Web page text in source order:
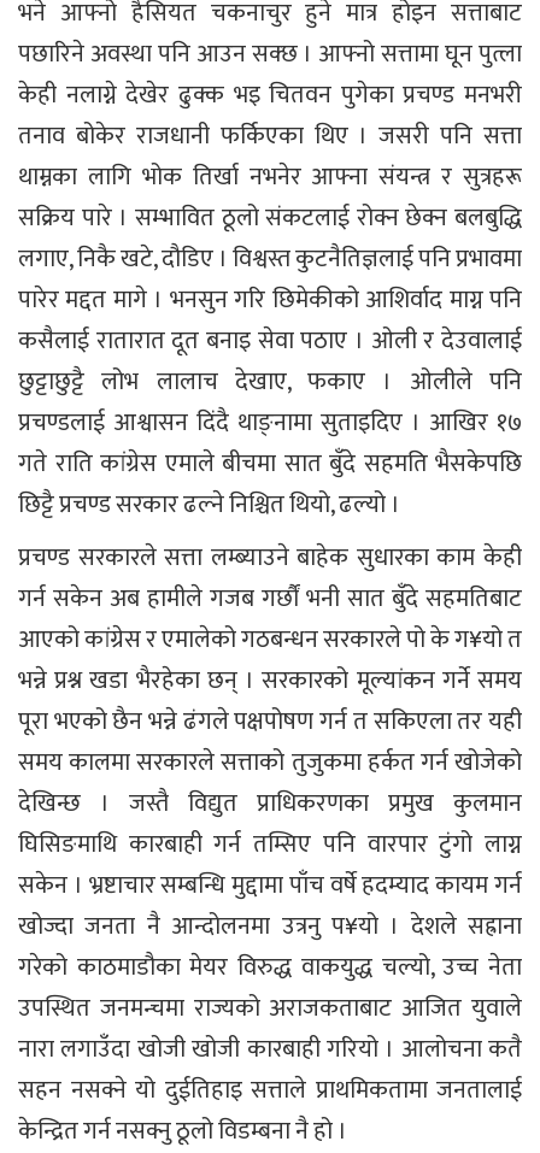
भने आफ्नो हैसियत चकनाचुर हुने मात्र होइन सत्ताबाट
पछारिने अवस्था पनि आउन सक्छ । आफ्नो सत्तामा घून पुत्ला
केही नलाग्ने देखेर ढुक्क भइ चितवन पुगेका प्रचण्ड मनभरी
तनाव बोकेर राजधानी फर्किएका थिए । जसरी पनि सत्ता
थाम्नका लागि भोक तिर्खा नभनेर आफ्ना संयन्त्र र सुत्रहरू
सक्रिय पारे । सम्भावित ठूलो संकटलाई रोक्न छेक्न बलबुद्धि
लगाए, निकै खटे, दौडिए । विश्वस्त कुटनैतिज्ञलाई पनि प्रभावमा
पारेर मद्दत मागे । भनसुन गरि छिमेकीको आशिर्वाद माग्न पनि
कसैलाई रातारात दूत बनाइ सेवा पठाए । ओली र देउवालाई
छुट्टाछुट्टै लोभ लालाच देखाए, फकाए । ओलीले पनि
प्रचण्डलाई आश्वासन दिंदै थाङ्नामा सुताइदिए । आखिर १७
गते राति कांग्रेस एमाले बीचमा सात बुँदे सहमति भैसकेपछि
छिट्टै प्रचण्ड सरकार ढल्ने निश्चित थियो, ढल्यो ।
प्रचण्ड सरकारले सत्ता लम्ब्याउने बाहेक सुधारका काम केही
गर्न सकेन अब हामीले गजब गर्छौं भनी सात बुँदे सहमतिबाट
आएको कांग्रेस र एमालेको गठबन्धन सरकारले पो के ग¥यो त
भन्ने प्रश्न खडा भैरहेका छन् । सरकारको मूल्यांकन गर्ने समय
पूरा भएको छैन भन्ने ढंगले पक्षपोषण गर्न त सकिएला तर यही
समय कालमा सरकारले सत्ताको तुजुकमा हर्कत गर्न खोजेको
देखिन्छ । जस्तै विद्युत प्राधिकरणका प्रमुख कुलमान
घिसिङमाथि कारबाही गर्न तम्सिए पनि वारपार टुंगो लाग्न
सकेन । भ्रष्टाचार सम्बन्धि मुद्दामा पाँच वर्षे हदम्याद कायम गर्न
खोज्दा जनता नै आन्दोलनमा उत्रनु प¥यो । देशले सह्राना
गरेको काठमाडौका मेयर विरुद्ध वाकयुद्ध चल्यो, उच्च नेता
उपस्थित जनमन्चमा राज्यको अराजकताबाट आजित युवाले
नारा लगाउँदा खोजी खोजी कारबाही गरियो । आलोचना कतै
सहन नसक्ने यो दुईतिहाइ सत्ताले प्राथमिकतामा जनतालाई
केन्द्रित गर्न नसक्नु ठूलो विडम्बना नै हो ।